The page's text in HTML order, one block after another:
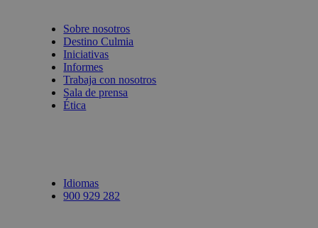
Sobre nosotros
Destino Culmia
Iniciativas
Informes
Trabaja con nosotros
Sala de prensa
Ética
Idiomas
900 929 282